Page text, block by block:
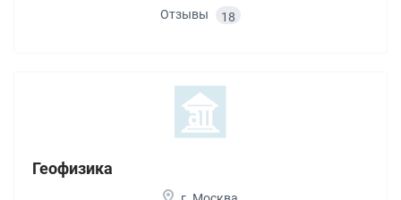
Отзывы 18
Геофизика